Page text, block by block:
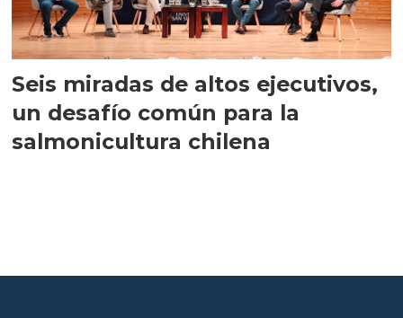
Seis miradas de altos ejecutivos,
un desafío común para la
salmonicultura chilena